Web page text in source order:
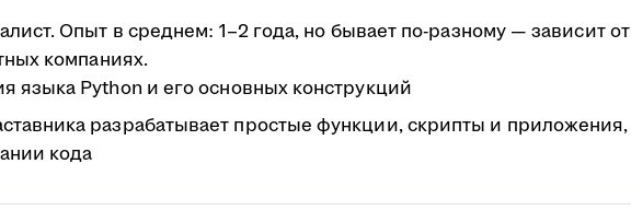
Опыт в среднем: 1–2 года, но бывает по-разному — зависит от
компаниях.
языка Python и его основных конструкций
разрабатывает простые функции, скрипты и приложения,
кода